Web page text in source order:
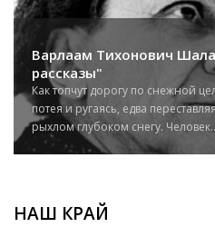
Варлаам Тихонович
рассказы"
Как топчут дорогу по снежной
потея и ругаясь, едва
рыхлом глубоком снегу.
НАШ КРАЙ